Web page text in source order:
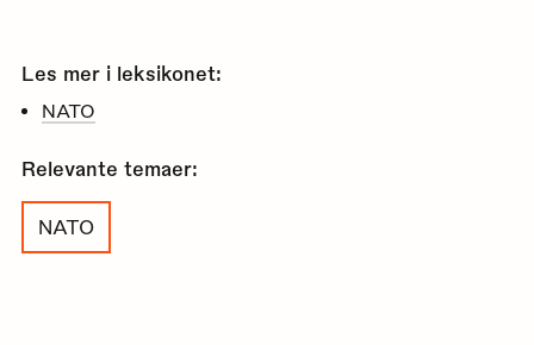
Les mer i leksikonet:
NATO
Relevante temaer:
NATO